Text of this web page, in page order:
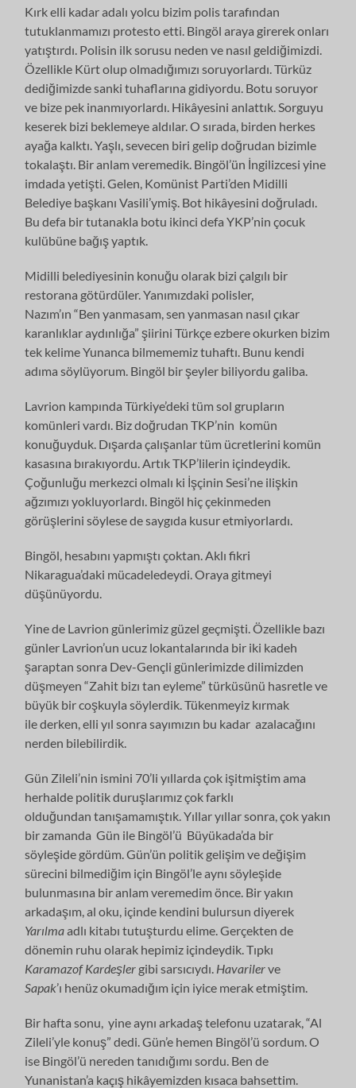
Kırk elli kadar adalı yolcu bizim polis tarafından
tutuklanmamızı protesto etti. Bingöl araya girerek onları
yatıştırdı. Polisin ilk sorusu neden ve nasıl geldiğimizdi.
Özellikle Kürt olup olmadığımızı soruyorlardı. Türküz
dediğimizde sanki tuhaflarına gidiyordu. Botu soruyor
ve bize pek inanmıyorlardı. Hikâyesini anlattık. Sorguyu
keserek bizi beklemeye aldılar. O sırada, birden herkes
ayağa kalktı. Yaşlı, sevecen biri gelip doğrudan bizimle
tokalaştı. Bir anlam veremedik. Bingöl’ün İngilizcesi yine
imdada yetişti. Gelen, Komünist Parti’den Midilli
Belediye başkanı Vasili’ymiş. Bot hikâyesini doğruladı.
Bu defa bir tutanakla botu ikinci defa YKP’nin çocuk
kulübüne bağış yaptık.
Midilli belediyesinin konuğu olarak bizi çalgılı bir
restorana götürdüler. Yanımızdaki polisler,
Nazım’ın “Ben yanmasam, sen yanmasan nasıl çıkar
karanlıklar aydınlığa” şiirini Türkçe ezbere okurken bizim
tek kelime Yunanca bilmememiz tuhaftı. Bunu kendi
adıma söylüyorum. Bingöl bir şeyler biliyordu galiba.
Lavrion kampında Türkiye’deki tüm sol grupların
komünleri vardı. Biz doğrudan TKP’nin komün
konuğuyduk. Dışarda çalışanlar tüm ücretlerini komün
kasasına bırakıyordu. Artık TKP’lilerin içindeydik.
Çoğunluğu merkezci olmalı ki İşçinin Sesi’ne ilişkin
ağzımızı yokluyorlardı. Bingöl hiç çekinmeden
görüşlerini söylese de saygıda kusur etmiyorlardı.
Bingöl, hesabını yapmıştı çoktan. Aklı fikri
Nikaragua’daki mücadeledeydi. Oraya gitmeyi
düşünüyordu.
Yine de Lavrion günlerimiz güzel geçmişti. Özellikle bazı
günler Lavrion’un ucuz lokantalarında bir iki kadeh
şaraptan sonra Dev-Gençli günlerimizde dilimizden
düşmeyen “Zahit bizı tan eyleme” türküsünü hasretle ve
büyük bir coşkuyla söylerdik. Tükenmeyiz kırmak
ile derken, elli yıl sonra sayımızın bu kadar azalacağını
nerden bilebilirdik.
Gün Zileli’nin ismini 70’li yıllarda çok işitmiştim ama
herhalde politik duruşlarımız çok farklı
olduğundan tanışamamıştık. Yıllar yıllar sonra, çok yakın
bir zamanda Gün ile Bingöl’ü Büyükada’da bir
söyleşide gördüm. Gün’ün politik gelişim ve değişim
sürecini bilmediğim için Bingöl’le aynı söyleşide
bulunmasına bir anlam veremedim önce. Bir yakın
arkadaşım, al oku, içinde kendini bulursun diyerek
Yarılmaadlı kitabı tutuşturdu elime. Gerçekten de
dönemin ruhu olarak hepimiz içindeydik. Tıpkı
Karamazof Kardeşler gibi sarsıcıydı. Havarilerve
Sapak’ı henüz okumadığım için iyice merak etmiştim.
Bir hafta sonu, yine aynı arkadaş telefonu uzatarak, “Al
Zileli’yle konuş” dedi. Gün’e hemen Bingöl’ü sordum. O
ise Bingöl’ü nereden tanıdığımı sordu. Ben de
Yunanistan’a kaçış hikâyemizden kısaca bahsettim.